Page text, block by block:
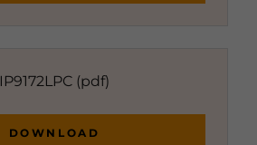
IP9172LPC (pdf)
DOWNLOAD